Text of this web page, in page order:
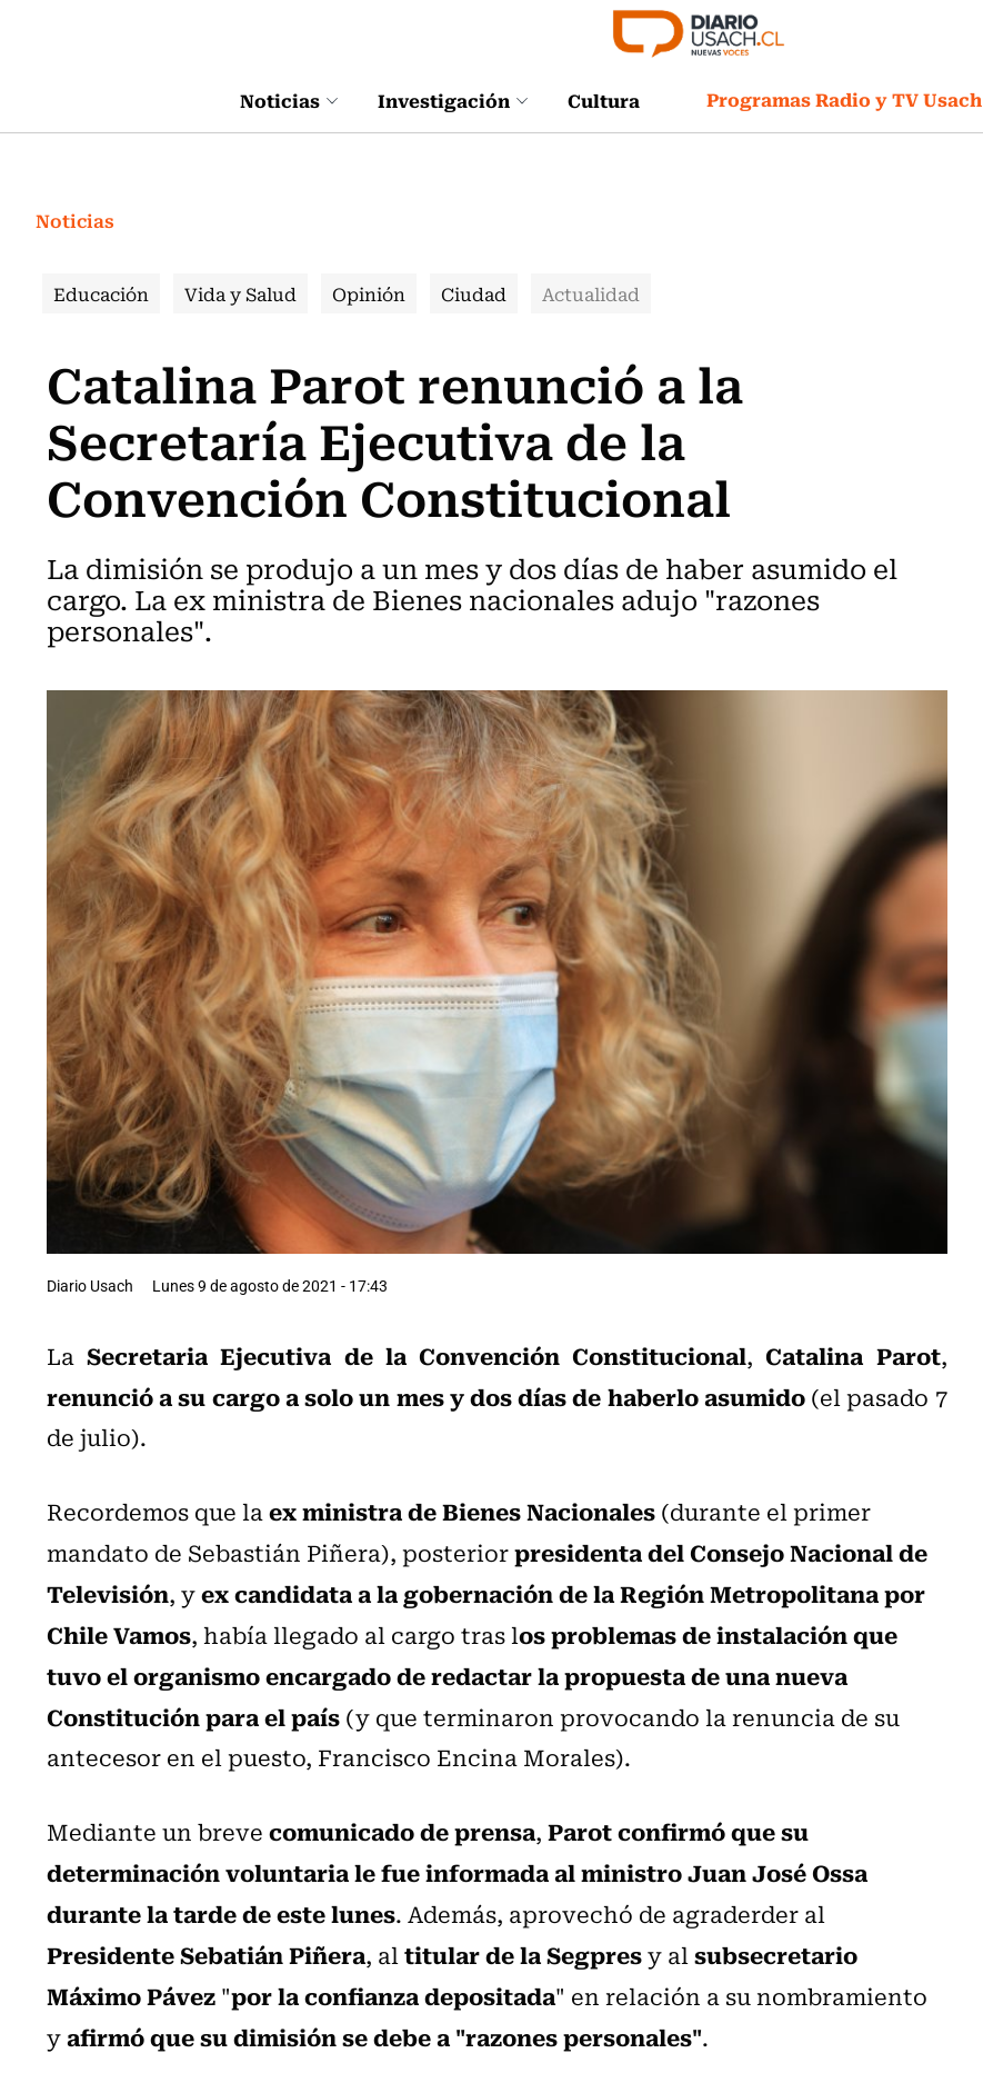
Noticias Investigación Cultura Programas Radio y TV Usach
Noticias
Educación Vida y Salud Opinión Ciudad Actualidad
Catalina Parot renunció a la
Secretaría Ejecutiva de la
Convención Constitucional
La dimisión se produjo a un mes y dos días de haber asumido el
cargo. La ex ministra de Bienes nacionales adujo "razones
personales".
Diario Usach Lunes 9 de agosto de 2021 - 17:43
LaSecretaria Ejecutiva de la Convención Constitucional,Catalina Parot,
renunció a su cargo a solo un mes y dos días de haberlo asumido(el pasado 7
de julio).
Recordemos que laex ministra de Bienes Nacionales(durante el primer
mandato de Sebastián Piñera), posteriorpresidenta del Consejo Nacional de
Televisión, yex candidata a la gobernación de la Región Metropolitana por
Chile Vamos, había llegado al cargo tras los problemas de instalación que
tuvo el organismo encargado de redactar la propuesta de una nueva
Constitución para el país(y que terminaron provocando la renuncia de su
antecesor en el puesto, Francisco Encina Morales).
Mediante un brevecomunicado de prensa,Parot confirmó que su
determinación voluntaria le fue informada al ministro Juan José Ossa
durante la tarde de este lunes. Además, aprovechó de agraderder al
Presidente Sebatián Piñera, altitular de la Segpresy alsubsecretario
Máximo Pávez"por la confianza depositada" en relación a su nombramiento
yafirmó que su dimisión se debe a "razones personales".